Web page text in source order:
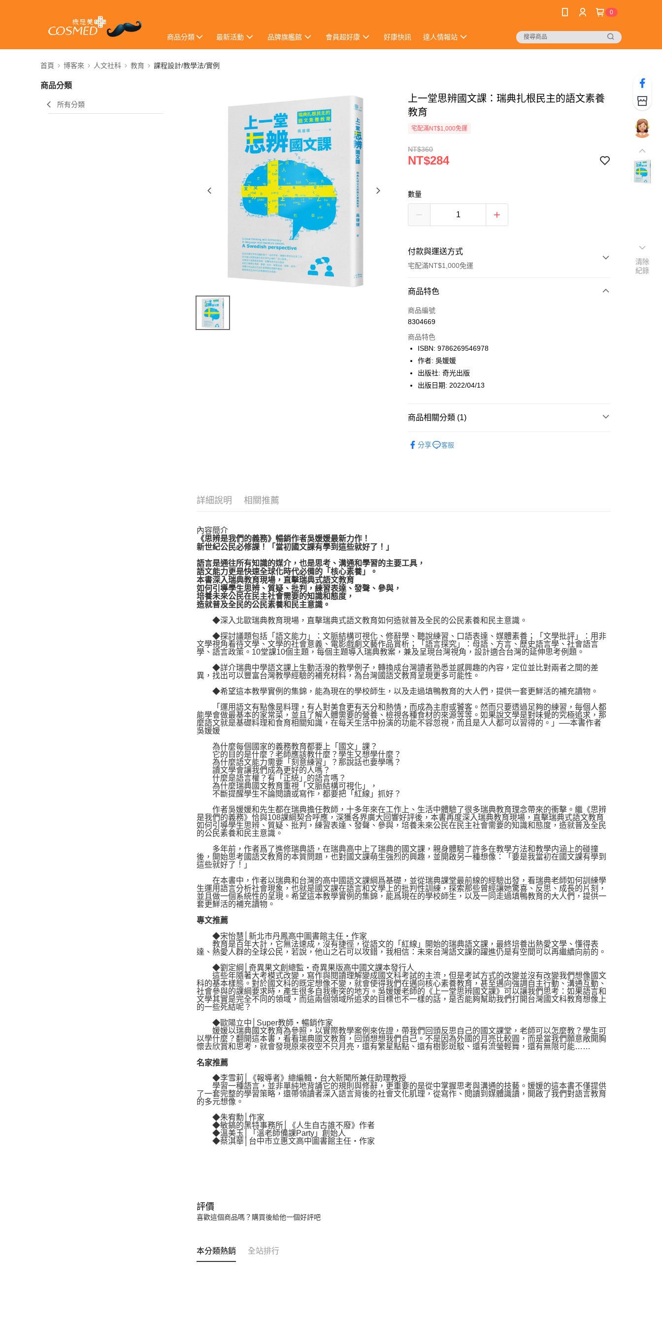
0
商品分類 最新活動 品牌旗艦館 會員超好康 好康快訊 達人情報站
首頁 博客來 人文社科 教育 課程設計/教學法/實例
商品分類
所有分類
上一堂思辨國文課：瑞典扎根民主的語文素養
教育
宅配滿NT$1,000免運
NT$360
NT$284
數量
付款與運送方式
宅配滿NT$1,000免運
付款方式
icash Pay
數位禮券
LINE Pay
Apple Pay
悠遊付
商品特色
商品編號
8304669
商品特色
ISBN: 9786269546978
作者: 吳媛媛
出版社: 奇光出版
出版日期: 2022/04/13
商品相關分類 (1)
分享
客服
詳細說明 相關推薦
內容簡介
《思辨是我們的義務》暢銷作者吳媛媛最新力作！
新世紀公民必修課！「當初國文課有學到這些就好了！」
語言是通往所有知識的媒介，也是思考、溝通和學習的主要工具，
語文能力更是快速全球化時代必備的「核心素養」。
本書深入瑞典教育現場，直擊瑞典式語文教育
如何引導學生思辨、質疑、批判，練習表達、發聲、參與，
培養未來公民在民主社會需要的知識和態度，
造就普及全民的公民素養和民主意識。
◆深入北歐瑞典教育現場，直擊瑞典式語文教育如何造就普及全民的公民素養和民主意識。
◆探討議題包括「語文能力」：文脈結構可視化、修辭學、聽說練習、口語表達、媒體素養；「文學批評」：用非
文學視角看待文學、文學的社會意義、電影戲劇文藝作品賞析；「語言探究」：母語、方言、歷史語言學、社會語言
學、語言政策。10堂課10個主題，每個主題導入瑞典教案，兼及呈現台灣視角，設計適合台灣的延伸思考例題。
◆詳介瑞典中學語文課上生動活潑的教學例子，轉換成台灣讀者熟悉並感興趣的內容，定位並比對兩者之間的差
異，找出可以豐富台灣教學經驗的補充材料，為台灣國語文教育呈現更多可能性。
◆希望這本教學實例的集錦，能為現在的學校師生，以及走過填鴨教育的大人們，提供一套更鮮活的補充讀物。
「運用語文有點像是料理，有人對美食更有天分和熱情，而成為主廚或饕客。然而只要透過足夠的練習，每個人都
能學會做最基本的家常菜，並且了解人體需要的營養、檢視各種食材的來源等等。如果說文學是對味覺的究極追求，那
麼語文就是基礎料理和食育相關知識，在每天生活中扮演的功能不容忽視，而且是人人都可以習得的。」──本書作者
吳媛媛
為什麼每個國家的義務教育都要上「國文」課？
它的目的是什麼？老師應該教什麼？學生又想學什麼？
為什麼語文能力需要「刻意練習」？那說話也要學嗎？
讀文學會讓我們成為更好的人嗎？
什麼是語言權？有「正統」的語言嗎？
為什麼瑞典國文教育重視「文脈結構可視化」，
不斷提醒學生不論閱讀或寫作，都要把「紅線」抓好？
作者吳媛媛和先生都在瑞典擔任教師，十多年來在工作上、生活中體驗了很多瑞典教育理念帶來的衝擊。繼《思辨
是我們的義務》恰與108課綱契合呼應，深獲各界廣大回響好評後，本書再度深入瑞典教育現場，直擊瑞典式語文教育
如何引導學生思辨、質疑、批判，練習表達、發聲、參與，培養未來公民在民主社會需要的知識和態度，造就普及全民
的公民素養和民主意識。
多年前，作者爲了進修瑞典語，在瑞典高中上了瑞典的國文課，親身體驗了許多在教學方法和教學内涵上的碰撞
後，開始思考國語文教育的本質問題，也對國文課萌生強烈的興趣，並開啟另一種想像：「要是我當初在國文課有學到
這些就好了！」
在本書中，作者以瑞典和台灣的高中國語文課綱爲基礎，並從瑞典課堂最前線的經驗出發，看瑞典老師如何訓練學
生運用語言分析社會現象，也就是國文課在語言和文學上的批判性訓練，探索那些曾經讓她驚喜、反思、成長的片刻，
並且做一個系統性的呈現。希望這本教學實例的集錦，能爲現在的學校師生，以及一同走過填鴨教育的大人們，提供一
套更鮮活的補充讀物。
專文推薦
◆宋怡慧│新北市丹鳳高中圖書館主任‧作家
教育是百年大計，它無法速成，沒有捷徑，從語文的「紅線」開始的瑞典語文課，最終培養出熱愛文學、懂得表
達、熱愛人群的全球公民，若說，他山之石可以攻錯，我相信：未來台灣語文課的躍進仍是有空間可以再繼續向前的。
◆劉定綱│奇異果文創總監‧奇異果版高中國文課本發行人
這些年隨著大考模式改變，寫作與閱讀理解變成國文科考試的主流，但是考試方式的改變並沒有改變我們想像國文
科的基本樣態。對於國文科的既定想像不變，就會使得我們在邁向核心素養教育，甚至邁向強調自主行動、溝通互動、
社會參與的課綱要求時，產生很多自我衝突的地方。吳媛媛老師的《上一堂思辨國文課》可以讓我們思考：如果語言和
文學其實是完全不同的領域，而這兩個領域所追求的目標也不一樣的話，是否能夠幫助我們打開台灣國文科教育想像上
的一些死結呢？
◆歐陽立中│Super教師‧暢銷作家
媛媛以瑞典國文教育為參照，以實際教學案例來佐證，帶我們回頭反思自己的國文課堂，老師可以怎麼教？學生可
以學什麼？翻開這本書，看看瑞典國文教育，回頭想想我們自己。不是因為外國的月亮比較圓，而是當我們願意敞開胸
懷去欣賞和思考，就會發現原來夜空不只月亮，還有繁星點點、還有樹影斑駁、還有流螢輕舞，還有無限可能……
名家推薦
◆李雪莉│《報導者》總編輯‧台大新聞所兼任助理教授
學習一種語言，並非單純地背誦它的規則與修辭，更重要的是從中掌握思考與溝通的技藝。媛媛的這本書不僅提供
了一套完整的學習策略，還帶領讀者深入語言背後的社會文化肌理，從寫作、閱讀到媒體識讀，開啟了我們對語言教育
的多元想像。
◆朱宥勳│作家
◆敏鎬的黑特事務所│《人生自古誰不廢》作者
◆溫美玉│「溫老師備課Party」創始人
◆蔡淇華│台中市立惠文高中圖書館主任‧作家
評價
喜歡這個商品嗎？購買後給他一個好評吧
本分類熱銷 全站排行
清除
紀錄